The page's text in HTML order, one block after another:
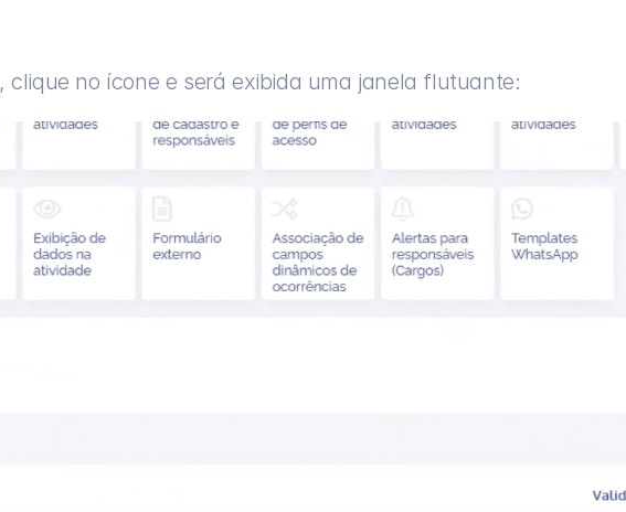
, clique no ícone e será exibida uma janela flutuante: